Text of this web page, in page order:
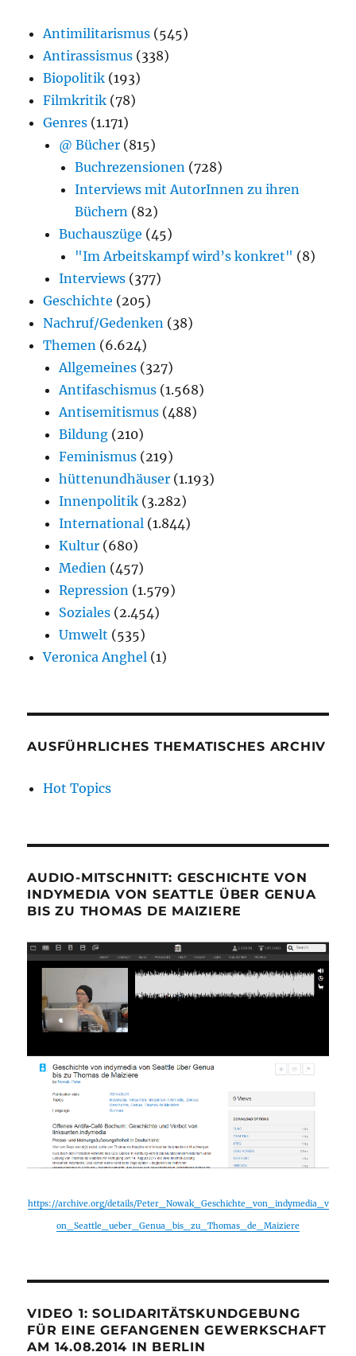
Antimilitarismus (545)
Antirassismus (338)
Biopolitik (193)
Filmkritik (78)
Genres (1.171)
@ Bücher (815)
Buchrezensionen (728)
Interviews mit AutorInnen zu ihren
Büchern (82)
Buchauszüge (45)
"Im Arbeitskampf wird’s konkret" (8)
Interviews (377)
Geschichte (205)
Nachruf/Gedenken (38)
Themen (6.624)
Allgemeines (327)
Antifaschismus (1.568)
Antisemitismus (488)
Bildung (210)
Feminismus (219)
hüttenundhäuser (1.193)
Innenpolitik (3.282)
International (1.844)
Kultur (680)
Medien (457)
Repression (1.579)
Soziales (2.454)
Umwelt (535)
Veronica Anghel (1)
AUSFÜHRLICHES THEMATISCHES ARCHIV
Hot Topics
AUDIO-MITSCHNITT: GESCHICHTE VON
INDYMEDIA VON SEATTLE ÜBER GENUA
BIS ZU THOMAS DE MAIZIERE
https://archive.org/details/Peter_Nowak_Geschichte_von_indymedia_v
on_Seattle_ueber_Genua_bis_zu_Thomas_de_Maiziere
VIDEO 1: SOLIDARITÄTSKUNDGEBUNG
FÜR EINE GEFANGENEN GEWERKSCHAFT
AM 14.08.2014 IN BERLIN